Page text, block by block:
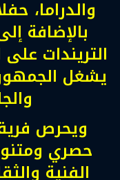
والدراما،
بالإضافة
التريندات
يشغل
ويحرص
حصري
الفنية